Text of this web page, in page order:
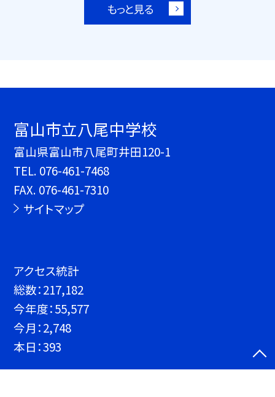
もっと見る
富山市立八尾中学校
富山県富山市八尾町井田120-1
TEL. 076-461-7468
FAX. 076-461-7310
サイトマップ
アクセス統計
総数：217,182
今年度：55,577
今月：2,748
本日：393